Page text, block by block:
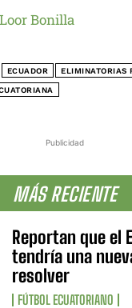
Publicidad
MÁS RECIENTE
Reportan que el
tendría una
resolver
FÚTBOL ECUATORIANO
Bonilla
ECUADOR ELIMINATORIAS